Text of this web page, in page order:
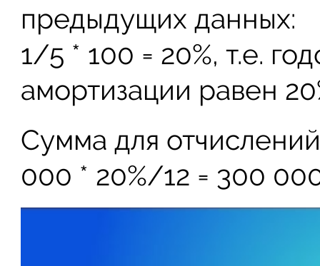
предыдущих данных:
1/5 * 100 = 20%, т.е.
амортизации равен
Сумма для
000 * 20%/12 = 300